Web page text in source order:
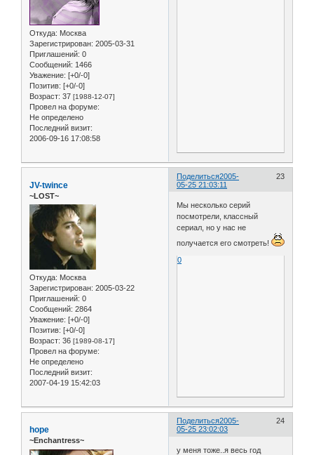
Откуда: Москва
Зарегистрирован: 2005-03-31
Приглашений: 0
Сообщений: 1466
Уважение: [+0/-0]
Позитив: [+0/-0]
Возраст: 37 [1988-12-07]
Провел на форуме:
Не определено
Последний визит:
2006-09-16 17:08:58
Поделиться 23
2005-
05-25 21:03:11
JV-twince
~LOST~
Откуда: Москва
Зарегистрирован: 2005-03-22
Приглашений: 0
Сообщений: 2864
Уважение: [+0/-0]
Позитив: [+0/-0]
Возраст: 36 [1989-08-17]
Провел на форуме:
Не определено
Последний визит:
2007-04-19 15:42:03
Мы несколько серий
посмотрели, классный
сериал, но у нас не
получается его смотреть!
0
Поделиться 24
2005-
05-25 23:02:03
hope
~Enchantress~
у меня тоже..я весь год